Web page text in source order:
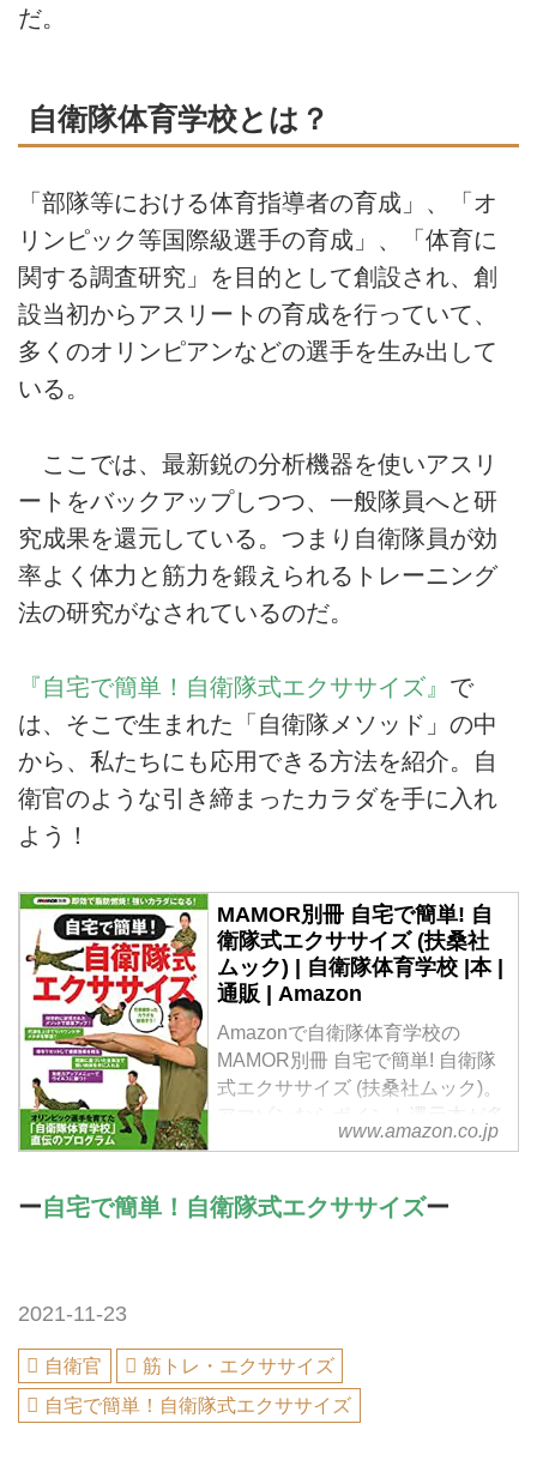
だ。
自衛隊体育学校とは？
「部隊等における体育指導者の育成」、「オ
リンピック等国際級選手の育成」、「体育に
関する調査研究」を目的として創設され、創
設当初からアスリートの育成を行っていて、
多くのオリンピアンなどの選手を生み出して
いる。
ここでは、最新鋭の分析機器を使いアスリ
ートをバックアップしつつ、一般隊員へと研
究成果を還元している。つまり自衛隊員が効
率よく体力と筋力を鍛えられるトレーニング
法の研究がなされているのだ。
『自宅で簡単！自衛隊式エクササイズ』 で
は、そこで生まれた「自衛隊メソッド」の中
から、私たちにも応用できる方法を紹介。自
衛官のような引き締まったカラダを手に入れ
よう！
MAMOR別冊 自宅で簡単! 自
衛隊式エクササイズ (扶桑社
ムック) | 自衛隊体育学校 |本 |
通販 | Amazon
Amazonで自衛隊体育学校の
MAMOR別冊 自宅で簡単! 自衛隊
式エクササイズ (扶桑社ムック)。
数。自衛隊体育学校作品ほか、お
能。またMAMOR別冊 自宅で簡
単! 自衛隊式エクササイズ (扶桑社
www.amazon.co.jp
ー自宅で簡単！自衛隊式エクササイズー
2021-11-23
自衛官
筋トレ・エクササイズ
自宅で簡単！自衛隊式エクササイズ